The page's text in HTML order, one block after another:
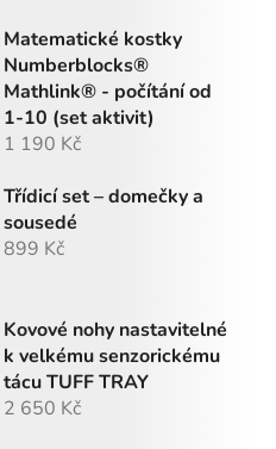
Matematické kostky
Numberblocks®
Mathlink® - počítání od
1-10 (set aktivit)
1 190 Kč
Třídicí set – domečky a
sousedé
899 Kč
Kovové nohy nastavitelné
k velkému senzorickému
tácu TUFF TRAY
2 650 Kč